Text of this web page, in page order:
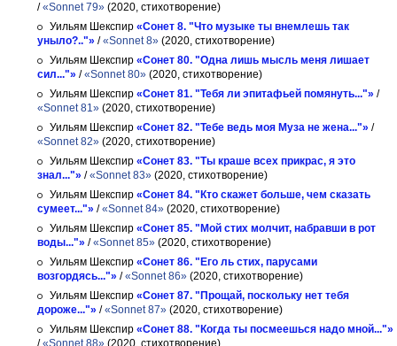
/«Sonnet 79» (2020, стихотворение)
Уильям Шекспир «Сонет 8. "Что музыке ты внемлешь так
уныло?.."» /«Sonnet 8» (2020, стихотворение)
Уильям Шекспир «Сонет 80. "Одна лишь мысль меня лишает
сил..."» /«Sonnet 80» (2020, стихотворение)
Уильям Шекспир «Сонет 81. "Тебя ли эпитафьей помянуть..."» /
«Sonnet 81» (2020, стихотворение)
Уильям Шекспир «Сонет 82. "Тебе ведь моя Муза не жена..."» /
«Sonnet 82» (2020, стихотворение)
Уильям Шекспир «Сонет 83. "Ты краше всех прикрас, я это
знал..."» /«Sonnet 83» (2020, стихотворение)
Уильям Шекспир «Сонет 84. "Кто скажет больше, чем сказать
сумеет..."» /«Sonnet 84» (2020, стихотворение)
Уильям Шекспир «Сонет 85. "Мой стих молчит, набравши в рот
воды..."» /«Sonnet 85» (2020, стихотворение)
Уильям Шекспир «Сонет 86. "Его ль стих, парусами
возгордясь..."» /«Sonnet 86» (2020, стихотворение)
Уильям Шекспир «Сонет 87. "Прощай, поскольку нет тебя
дороже..."» /«Sonnet 87» (2020, стихотворение)
Уильям Шекспир «Сонет 88. "Когда ты посмеешься надо мной..."»
/«Sonnet 88» (2020, стихотворение)